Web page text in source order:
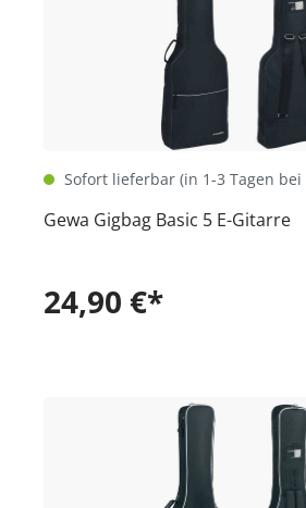
Sofort lieferbar (in 1-3 Tagen bei
Gewa Gigbag Basic 5 E-Gitarre
24,90 €*